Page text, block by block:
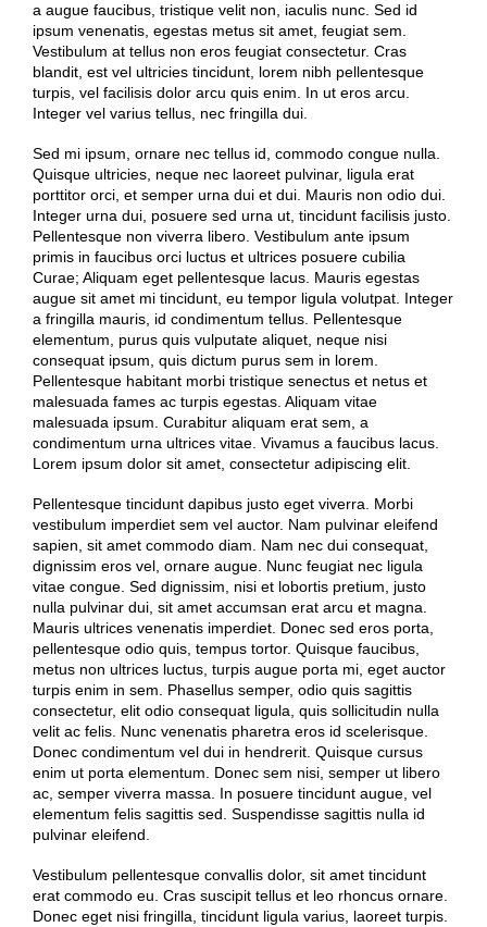
a augue faucibus, tristique velit non, iaculis nunc. Sed id
ipsum venenatis, egestas metus sit amet, feugiat sem.
Vestibulum at tellus non eros feugiat consectetur. Cras
blandit, est vel ultricies tincidunt, lorem nibh pellentesque
turpis, vel facilisis dolor arcu quis enim. In ut eros arcu.
Integer vel varius tellus, nec fringilla dui.
Sed mi ipsum, ornare nec tellus id, commodo congue nulla.
Quisque ultricies, neque nec laoreet pulvinar, ligula erat
porttitor orci, et semper urna dui et dui. Mauris non odio dui.
Integer urna dui, posuere sed urna ut, tincidunt facilisis justo.
Pellentesque non viverra libero. Vestibulum ante ipsum
primis in faucibus orci luctus et ultrices posuere cubilia
Curae; Aliquam eget pellentesque lacus. Mauris egestas
augue sit amet mi tincidunt, eu tempor ligula volutpat. Integer
a fringilla mauris, id condimentum tellus. Pellentesque
elementum, purus quis vulputate aliquet, neque nisi
consequat ipsum, quis dictum purus sem in lorem.
Pellentesque habitant morbi tristique senectus et netus et
malesuada fames ac turpis egestas. Aliquam vitae
malesuada ipsum. Curabitur aliquam erat sem, a
condimentum urna ultrices vitae. Vivamus a faucibus lacus.
Lorem ipsum dolor sit amet, consectetur adipiscing elit.
Pellentesque tincidunt dapibus justo eget viverra. Morbi
vestibulum imperdiet sem vel auctor. Nam pulvinar eleifend
sapien, sit amet commodo diam. Nam nec dui consequat,
dignissim eros vel, ornare augue. Nunc feugiat nec ligula
vitae congue. Sed dignissim, nisi et lobortis pretium, justo
nulla pulvinar dui, sit amet accumsan erat arcu et magna.
Mauris ultrices venenatis imperdiet. Donec sed eros porta,
pellentesque odio quis, tempus tortor. Quisque faucibus,
metus non ultrices luctus, turpis augue porta mi, eget auctor
turpis enim in sem. Phasellus semper, odio quis sagittis
consectetur, elit odio consequat ligula, quis sollicitudin nulla
velit ac felis. Nunc venenatis pharetra eros id scelerisque.
Donec condimentum vel dui in hendrerit. Quisque cursus
enim ut porta elementum. Donec sem nisi, semper ut libero
ac, semper viverra massa. In posuere tincidunt augue, vel
elementum felis sagittis sed. Suspendisse sagittis nulla id
pulvinar eleifend.
Vestibulum pellentesque convallis dolor, sit amet tincidunt
erat commodo eu. Cras suscipit tellus et leo rhoncus ornare.
Donec eget nisi fringilla, tincidunt ligula varius, laoreet turpis.